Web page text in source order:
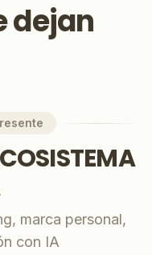
dejan
marca personal,
con IA